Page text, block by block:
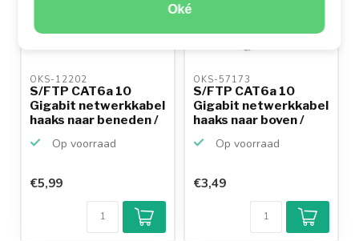
Oké
OKS-12202
S/FTP CAT6a 10
Gigabit netwerkkabel
haaks naar beneden /
Op voorraad
€5,99
OKS-57173
S/FTP CAT6a 10
Gigabit netwerkkabel
haaks naar boven /
Op voorraad
€3,49